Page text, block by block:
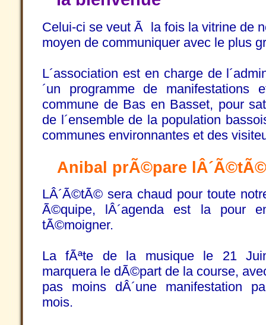
Celui-ci se veut Ã la fois la vitrine de
moyen de communiquer avec le plus
L´association est en charge de
´un programme de
commune de Bas en Basset, pour
de l´ensemble de la population
communes environnantes et des
Anibal prÃ©pare
LÂ´Ã©tÃ© sera chaud pour toute
Ã©quipe, lÂ´agenda est la pour
tÃ©moigner.
La fÃªte de la musique le 21
marquera le dÃ©part de la course,
pas moins dÂ´une manifestation
mois.